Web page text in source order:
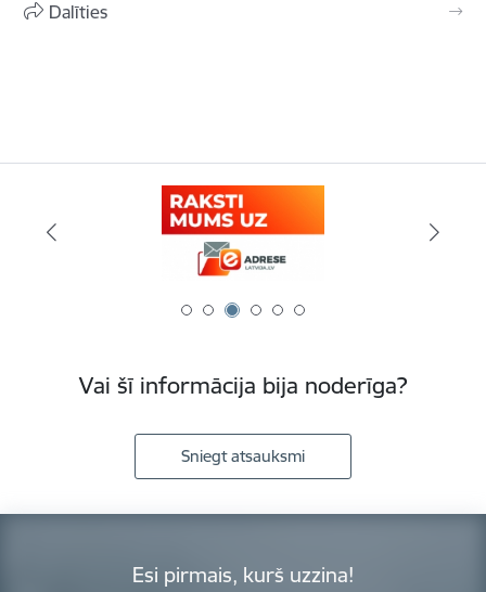
Dalīties
Vai šī informācija bija noderīga?
Sniegt atsauksmi
Esi pirmais, kurš uzzina!